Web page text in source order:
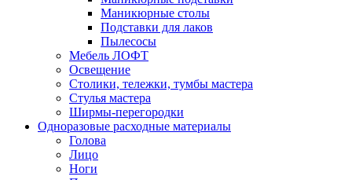
Маникюрные столы
Подставки для лаков
Пылесосы
Мебель ЛОФТ
Освещение
Столики, тележки, тумбы мастера
Стулья мастера
Ширмы-перегородки
Одноразовые расходные материалы
Голова
Лицо
Ноги